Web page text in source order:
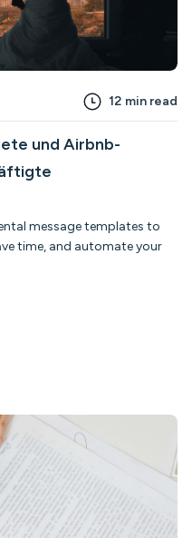
12 min read
und Airbnb-
message templates to
time, and automate your